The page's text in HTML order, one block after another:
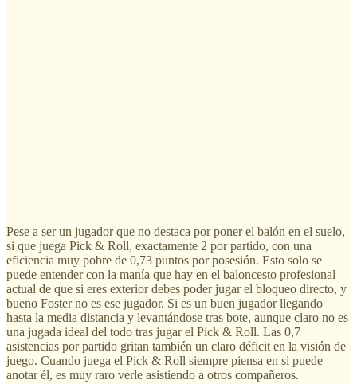
Pese a ser un jugador que no destaca por poner el balón en el suelo,
si que juega Pick & Roll, exactamente 2 por partido, con una
eficiencia muy pobre de 0,73 puntos por posesión. Esto solo se
puede entender con la manía que hay en el baloncesto profesional
actual de que si eres exterior debes poder jugar el bloqueo directo, y
bueno Foster no es ese jugador. Si es un buen jugador llegando
hasta la media distancia y levantándose tras bote, aunque claro no es
una jugada ideal del todo tras jugar el Pick & Roll. Las 0,7
asistencias por partido gritan también un claro déficit en la visión de
juego. Cuando juega el Pick & Roll siempre piensa en si puede
anotar él, es muy raro verle asistiendo a otros compañeros.